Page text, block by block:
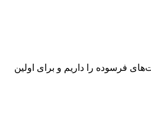
تهران خبر داد و گفت: با اجرای بسته تشویقی ۱۹ بندی انتظار جهش در بافت‌های فرسوده را داریم و برای اولین